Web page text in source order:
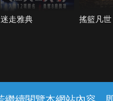
迷走雅典 搖籃凡世
務條款 隱私權保護